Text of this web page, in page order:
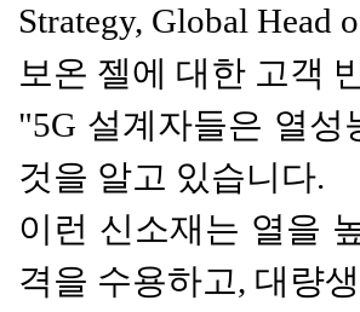
Strategy, Global Head
보온 젤에 대한 고객
"5G 설계자들은 열성
것을 알고 있습니다.
이런 신소재는 열을
격을 수용하고, 대량